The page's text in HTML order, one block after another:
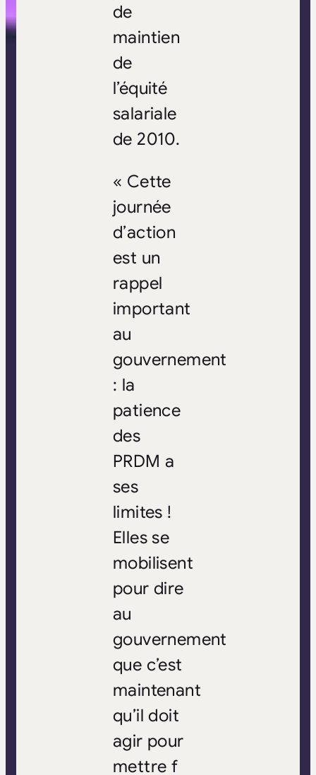
de
maintien
de
l’équité
salariale
de 2010.
« Cette
journée
d’action
est un
rappel
important
au
gouvernement
: la
patience
des
PRDM a
ses
limites !
Elles se
mobilisent
pour dire
au
gouvernement
que c’est
maintenant
qu’il doit
agir pour
mettre f